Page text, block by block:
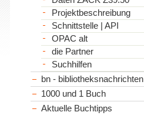
Projektbeschreibung
Schnittstelle | API
OPAC alt
die Partner
Suchhilfen
bn - bibliotheksnachrichten
1000 und 1 Buch
Aktuelle Buchtipps